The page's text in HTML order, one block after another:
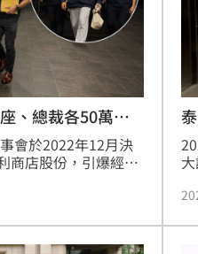
語 台人夯英、美、加
民！官方追查異常原因
病毒恐已突變
騎車咬著遭攔查槓警
：後悔當年嫁給鍾鎮濤
！雨到「這時」才趨緩
、總裁各50萬交
會於2022年12月決
商店股份，引爆經營
索，傳喚現任董事
訊後，詹仁道、劉偉